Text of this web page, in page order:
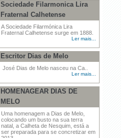
Sociedade Filarmonica Lira
Fraternal Calhetense
A Sociedade Filarmónica Lira
Fraternal Calhetense surge em 1888.
Ler mais...
Escritor Dias de Melo
José Dias de Melo nasceu na Ca..
Ler mais...
HOMENAGEAR DIAS DE
MELO
Uma homenagem a Dias de Melo,
colocando um busto na sua terra
natal, a Calheta de Nesquim, está a
ser preparada para se concretizar em